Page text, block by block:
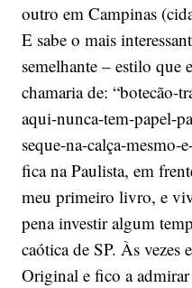
outro em Campinas
E sabe o mais
semelhante – estilo que
chamaria de: “botecão-
aqui-nunca-tem-papel-
seque-na-calça-mesmo-
fica na Paulista, em
meu primeiro livro, e
pena investir algum
caótica de SP. Às vezes
Original e fico a admirar